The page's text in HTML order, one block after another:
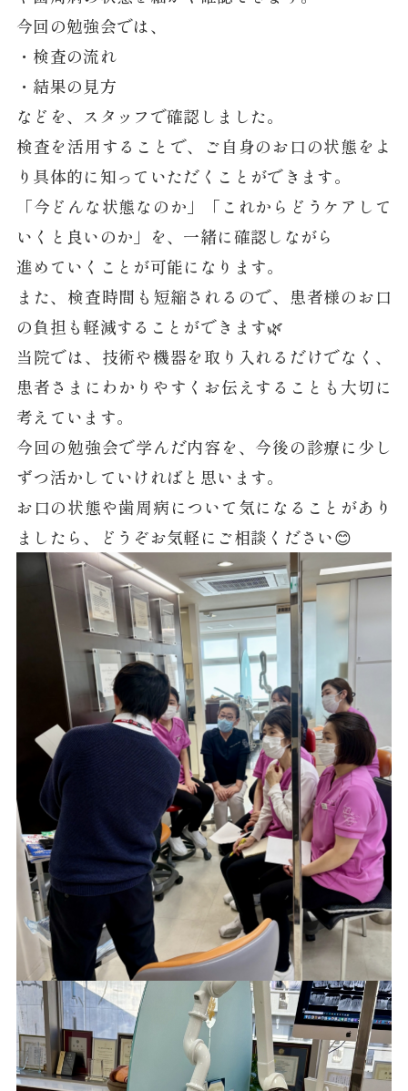
今回の勉強会では、
・検査の流れ
・結果の見方
などを、スタッフで確認しました。
検査を活用することで、ご自身のお口の状態をよ
り具体的に知っていただくことができます。
「今どんな状態なのか」「これからどうケアして
いくと良いのか」を、一緒に確認しながら
進めていくことが可能になります。
また、検査時間も短縮されるので、患者様のお口
の負担も軽減することができます🌿
当院では、技術や機器を取り入れるだけでなく、
患者さまにわかりやすくお伝えすることも大切に
考えています。
今回の勉強会で学んだ内容を、今後の診療に少し
ずつ活かしていければと思います。
お口の状態や歯周病について気になることがあり
ましたら、どうぞお気軽にご相談ください😊